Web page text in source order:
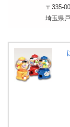
〒335-
埼玉県